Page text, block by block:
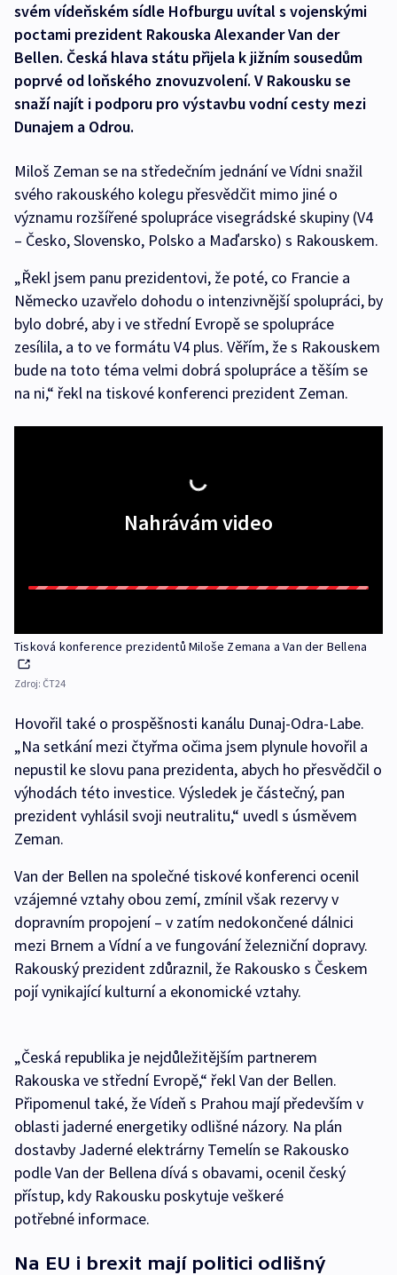
svém vídeňském sídle Hofburgu uvítal s vojenskými
poctami prezident Rakouska Alexander Van der
Bellen. Česká hlava státu přijela k jižním sousedům
poprvé od loňského znovuzvolení. V Rakousku se
snaží najít i podporu pro výstavbu vodní cesty mezi
Dunajem a Odrou.
Miloš Zeman se na středečním jednání ve Vídni snažil
svého rakouského kolegu přesvědčit mimo jiné o
významu rozšířené spolupráce visegrádské skupiny (V4
– Česko, Slovensko, Polsko a Maďarsko) s Rakouskem.
„Řekl jsem panu prezidentovi, že poté, co Francie a
Německo uzavřelo dohodu o intenzivnější spolupráci, by
bylo dobré, aby i ve střední Evropě se spolupráce
zesílila, a to ve formátu V4 plus. Věřím, že s Rakouskem
bude na toto téma velmi dobrá spolupráce a těším se
na ni,“ řekl na tiskové konferenci prezident Zeman.
Nahrávám video
Tisková konference prezidentů Miloše Zemana a Van der Bellena
Zdroj: ČT24
Hovořil také o prospěšnosti kanálu Dunaj-Odra-Labe.
„Na setkání mezi čtyřma očima jsem plynule hovořil a
nepustil ke slovu pana prezidenta, abych ho přesvědčil o
výhodách této investice. Výsledek je částečný, pan
prezident vyhlásil svoji neutralitu,“ uvedl s úsměvem
Zeman.
Van der Bellen na společné tiskové konferenci ocenil
vzájemné vztahy obou zemí, zmínil však rezervy v
dopravním propojení – v zatím nedokončené dálnici
mezi Brnem a Vídní a ve fungování železniční dopravy.
Rakouský prezident zdůraznil, že Rakousko s Českem
pojí vynikající kulturní a ekonomické vztahy.
„Česká republika je nejdůležitějším partnerem
Rakouska ve střední Evropě,“ řekl Van der Bellen.
Připomenul také, že Vídeň s Prahou mají především v
oblasti jaderné energetiky odlišné názory. Na plán
dostavby Jaderné elektrárny Temelín se Rakousko
podle Van der Bellena dívá s obavami, ocenil český
přístup, kdy Rakousku poskytuje veškeré
potřebné informace.
Na EU i brexit mají politici odlišný